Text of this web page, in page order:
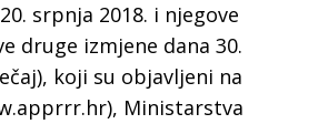
srpnja 2018. i njegove
druge izmjene dana 30.
koji su objavljeni na
Ministarstva